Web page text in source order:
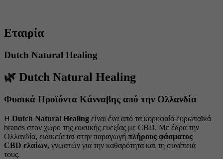
Εταιρία
Dutch Natural Healing
🌿 Dutch Natural Healing
Φυσικά Προϊόντα Κάνναβης από την Ολλανδία
Η Dutch Natural Healing είναι ένα από τα κορυφαία ευρωπαϊκά
brands στον χώρο της φυσικής ευεξίας με CBD. Με έδρα την
Ολλανδία, ειδικεύεται στην παραγωγή πλήρους φάσματος
CBD ελαίων, γνωστών για την καθαρότητα και τη συνέπειά
τους.